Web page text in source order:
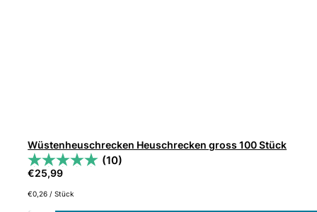
Wüstenheuschrecken Heuschrecken gross 100 Stück
(10)
€25,99
€0,26 /Stück